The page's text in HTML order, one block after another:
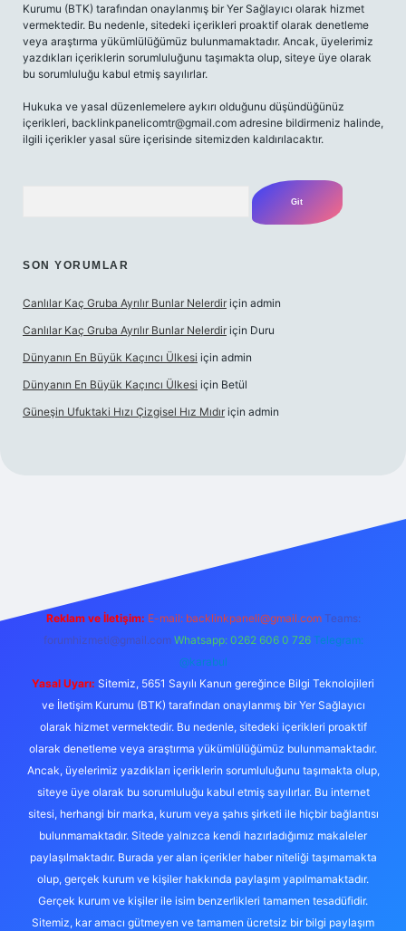
Kurumu (BTK) tarafından onaylanmış bir Yer Sağlayıcı olarak hizmet
vermektedir. Bu nedenle, sitedeki içerikleri proaktif olarak denetleme
veya araştırma yükümlülüğümüz bulunmamaktadır. Ancak, üyelerimiz
yazdıkları içeriklerin sorumluluğunu taşımakta olup, siteye üye olarak
bu sorumluluğu kabul etmiş sayılırlar.
Hukuka ve yasal düzenlemelere aykırı olduğunu düşündüğünüz
içerikleri, backlinkpanelicomtr@gmail.com adresine bildirmeniz halinde,
ilgili içerikler yasal süre içerisinde sitemizden kaldırılacaktır.
SON YORUMLAR
Canlılar Kaç Gruba Ayrılır Bunlar Nelerdir için admin
Canlılar Kaç Gruba Ayrılır Bunlar Nelerdir için Duru
Dünyanın En Büyük Kaçıncı Ülkesi için admin
Dünyanın En Büyük Kaçıncı Ülkesi için Betül
Güneşin Ufuktaki Hızı Çizgisel Hız Mıdır için admin
Reklam ve İletişim: E-mail: backlinkpaneli@gmail.com Teams:
forumhizmeti@gmail.com Whatsapp: 0262 606 0 726 Telegram:
@karabul
Yasal Uyarı: Sitemiz, 5651 Sayılı Kanun gereğince Bilgi Teknolojileri
ve İletişim Kurumu (BTK) tarafından onaylanmış bir Yer Sağlayıcı
olarak hizmet vermektedir. Bu nedenle, sitedeki içerikleri proaktif
olarak denetleme veya araştırma yükümlülüğümüz bulunmamaktadır.
Ancak, üyelerimiz yazdıkları içeriklerin sorumluluğunu taşımakta olup,
siteye üye olarak bu sorumluluğu kabul etmiş sayılırlar. Bu internet
sitesi, herhangi bir marka, kurum veya şahıs şirketi ile hiçbir bağlantısı
bulunmamaktadır. Sitede yalnızca kendi hazırladığımız makaleler
paylaşılmaktadır. Burada yer alan içerikler haber niteliği taşımamakta
olup, gerçek kurum ve kişiler hakkında paylaşım yapılmamaktadır.
Gerçek kurum ve kişiler ile isim benzerlikleri tamamen tesadüfidir.
Sitemiz, kar amacı gütmeyen ve tamamen ücretsiz bir bilgi paylaşım